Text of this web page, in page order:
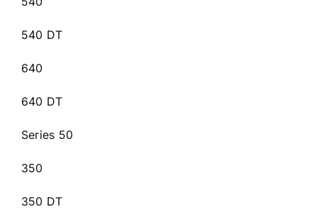
540 DT
640
640 DT
Series 50
350
350 DT